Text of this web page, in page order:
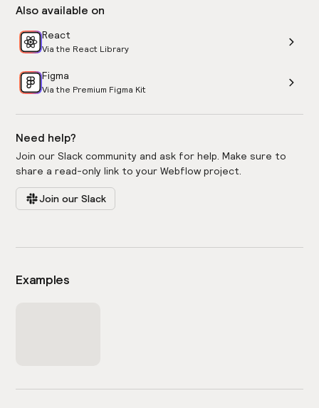
Also available on
React
Via the React Library
Figma
Via the Premium Figma Kit
Need help?
Join our Slack community and ask for help. Make sure to
share a read-only link to your Webflow project.
Join our Slack
Examples